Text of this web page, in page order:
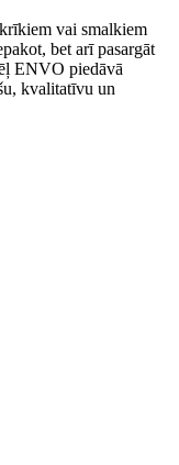
vai smalkiem
bet arī pasargāt
ENVO piedāvā
kvalitatīvu un